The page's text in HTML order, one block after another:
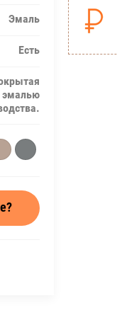
Эмаль
Есть
эмалью